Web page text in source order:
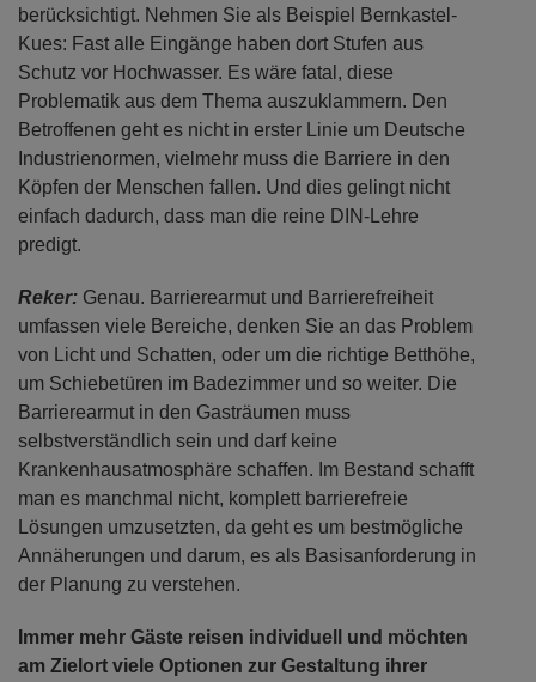
berücksichtigt. Nehmen Sie als Beispiel Bernkastel-
Kues: Fast alle Eingänge haben dort Stufen aus
Schutz vor Hochwasser. Es wäre fatal, diese
Problematik aus dem Thema auszuklammern. Den
Betroffenen geht es nicht in erster Linie um Deutsche
Industrienormen, vielmehr muss die Barriere in den
Köpfen der Menschen fallen. Und dies gelingt nicht
einfach dadurch, dass man die reine DIN-Lehre
predigt.
Reker: Genau. Barrierearmut und Barrierefreiheit
umfassen viele Bereiche, denken Sie an das Problem
von Licht und Schatten, oder um die richtige Betthöhe,
um Schiebetüren im Badezimmer und so weiter. Die
Barrierearmut in den Gasträumen muss
selbstverständlich sein und darf keine
Krankenhausatmosphäre schaffen. Im Bestand schafft
man es manchmal nicht, komplett barrierefreie
Lösungen umzusetzten, da geht es um bestmögliche
Annäherungen und darum, es als Basisanforderung in
der Planung zu verstehen.
Immer mehr Gäste reisen individuell und möchten
am Zielort viele Optionen zur Gestaltung ihrer